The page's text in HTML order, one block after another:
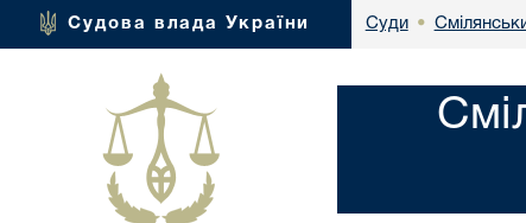
Судова влада України Суди •